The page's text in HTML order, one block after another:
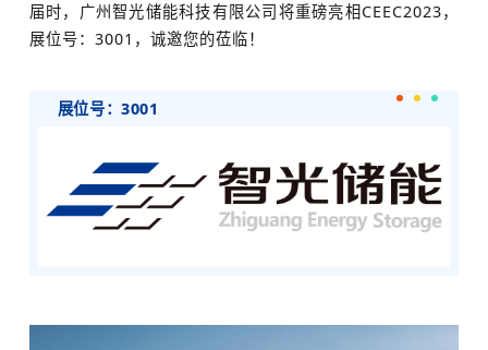
届时， 广州智光储能科技有限公司 将重磅亮相CEEC2023，
展位号：3001，诚邀您的莅临！
展位号：3001